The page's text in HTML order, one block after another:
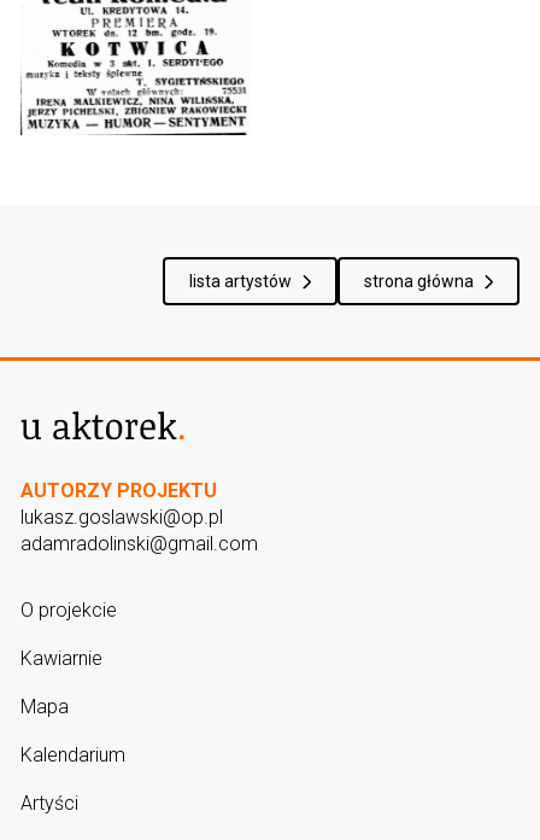
lista artystów strona główna
AUTORZY PROJEKTU
lukasz.goslawski@op.pl
adamradolinski@gmail.com
O projekcie
Kawiarnie
Mapa
Kalendarium
Artyści